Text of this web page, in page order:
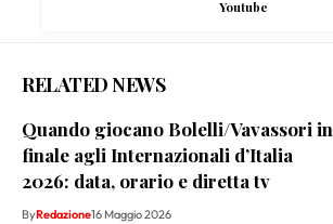
Youtube
RELATED NEWS
Quando giocano Bolelli/Vavassori in
finale agli Internazionali d’Italia
2026: data, orario e diretta tv
ByRedazione16 Maggio 2026